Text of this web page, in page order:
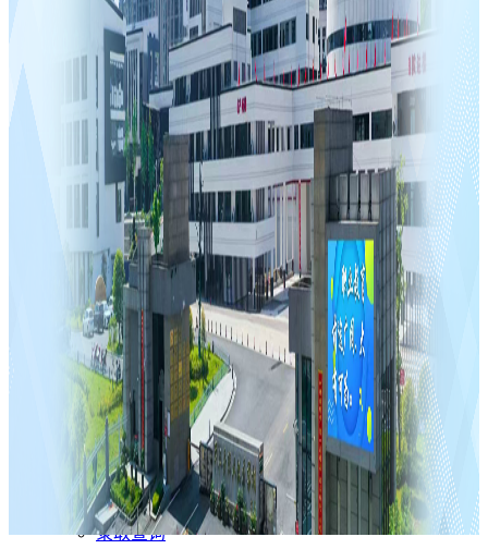
校园风景
历史沿革
新闻资讯
学校动态
校务公开
通知公告
学校党建
重要精神
思政专栏
党风廉政
主题教育
教学教研
教学管理
专业介绍
教研活动
教研成果
人才培养
招生就业
招生简章
网上报名
录取查询